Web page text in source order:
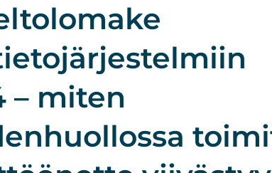
– miten